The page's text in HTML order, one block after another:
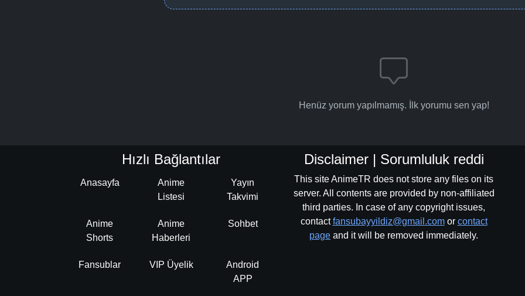
Henüz yorum yapılmamış. İlk yorumu sen yap!
Hızlı Bağlantılar
Anasayfa
Anime
Listesi
Yayın
Takvimi
Anime
Shorts
Anime
Haberleri
Sohbet
Fansublar VIP Üyelik
Android
APP
Disclaimer | Sorumluluk reddi
This site AnimeTR does not store any files on its
server. All contents are provided by non-affiliated
third parties. In case of any copyright issues,
contactfansubayyildiz@gmail.comor contact
page and it will be removed immediately.